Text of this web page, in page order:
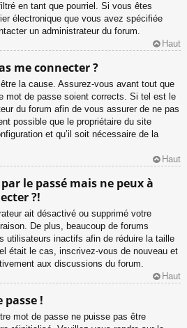
en tant que pourriel. Si vous êtes
électronique que vous avez spécifiée
un administrateur du forum.
Haut
me connecter ?
la cause. Assurez-vous avant tout que
mot de passe soient corrects. Si tel est le
du forum afin de vous assurer de ne pas
possible que le propriétaire du site
et qu’il soit nécessaire de la
Haut
le passé mais ne peux à
?!
ait désactivé ou supprimé votre
De plus, beaucoup de forums
utilisateurs inactifs afin de réduire la taille
était le cas, inscrivez-vous de nouveau et
aux discussions du forum.
Haut
passe !
mot de passe ne puisse pas être